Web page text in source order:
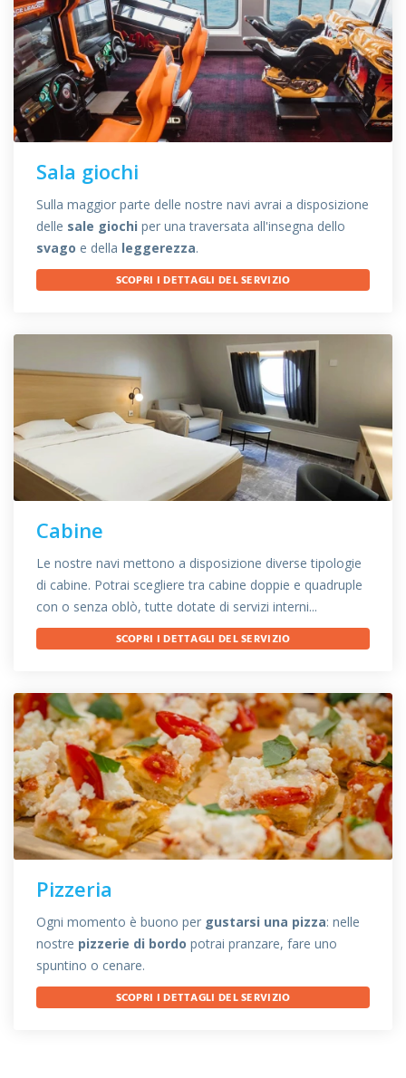
Sala giochi
Sulla maggior parte delle nostre navi avrai a disposizione
delle sale giochi per una traversata all'insegna dello
svago e della leggerezza.
SCOPRI I DETTAGLI DEL SERVIZIO
Cabine
Le nostre navi mettono a disposizione diverse tipologie
di cabine. Potrai scegliere tra cabine doppie e quadruple
con o senza oblò, tutte dotate di servizi interni...
SCOPRI I DETTAGLI DEL SERVIZIO
Pizzeria
Ogni momento è buono per gustarsi una pizza: nelle
nostre pizzerie di bordo potrai pranzare, fare uno
spuntino o cenare.
SCOPRI I DETTAGLI DEL SERVIZIO